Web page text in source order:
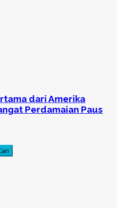
dari Amerika
Perdamaian Paus